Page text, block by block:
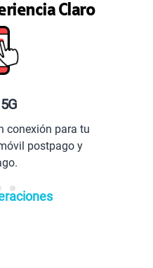
Claro
para tu
postpago y